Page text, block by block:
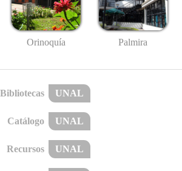
Orinoquía Palmira
Bibliotecas UNAL
Catálogo UNAL
Recursos UNAL